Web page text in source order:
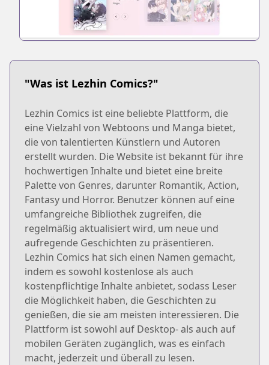
"Was ist Lezhin Comics?"
Lezhin Comics ist eine beliebte Plattform, die
eine Vielzahl von Webtoons und Manga bietet,
die von talentierten Künstlern und Autoren
erstellt wurden. Die Website ist bekannt für ihre
hochwertigen Inhalte und bietet eine breite
Palette von Genres, darunter Romantik, Action,
Fantasy und Horror. Benutzer können auf eine
umfangreiche Bibliothek zugreifen, die
regelmäßig aktualisiert wird, um neue und
aufregende Geschichten zu präsentieren.
Lezhin Comics hat sich einen Namen gemacht,
indem es sowohl kostenlose als auch
kostenpflichtige Inhalte anbietet, sodass Leser
die Möglichkeit haben, die Geschichten zu
genießen, die sie am meisten interessieren. Die
Plattform ist sowohl auf Desktop- als auch auf
mobilen Geräten zugänglich, was es einfach
macht, jederzeit und überall zu lesen.